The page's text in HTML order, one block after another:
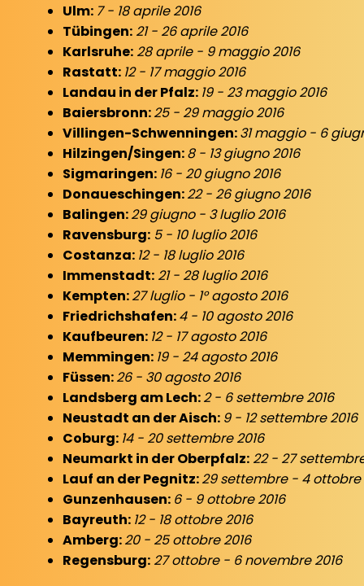
Ulm: 7 - 18 aprile 2016
Tübingen: 21 - 26 aprile 2016
Karlsruhe: 28 aprile - 9 maggio 2016
Rastatt: 12 - 17 maggio 2016
Landau in der Pfalz: 19 - 23 maggio 2016
Baiersbronn:25 - 29 maggio 2016
Villingen-Schwenningen:31 maggio - 6
Hilzingen/Singen:8 - 13 giugno 2016
Sigmaringen: 16 - 20 giugno 2016
Donaueschingen:22 - 26 giugno 2016
Balingen:29 giugno - 3 luglio 2016
Ravensburg: 5 - 10 luglio 2016
Costanza: 12 - 18 luglio 2016
Immenstadt: 21 - 28 luglio 2016
Kempten:27 luglio - 1° agosto 2016
Friedrichshafen:4 - 10 agosto 2016
Kaufbeuren: 12 - 17 agosto 2016
Memmingen: 19 - 24 agosto 2016
Füssen:26 - 30 agosto 2016
Landsberg am Lech:2 - 6 settembre 2016
Neustadt an der Aisch: 9 - 12 settembre 2016
Coburg: 14 - 20 settembre 2016
Neumarkt in der Oberpfalz: 22 - 27
Lauf an der Pegnitz:29 settembre - 4 ottobre
Gunzenhausen: 6 - 9 ottobre 2016
Bayreuth: 12 - 18 ottobre 2016
Amberg:20 - 25 ottobre 2016
Regensburg: 27 ottobre - 6 novembre 2016